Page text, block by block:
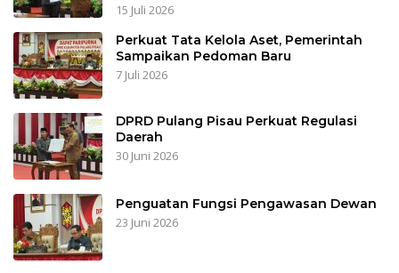
15 Juli 2026
Perkuat Tata Kelola Aset, Pemerintah
Sampaikan Pedoman Baru
7 Juli 2026
DPRD Pulang Pisau Perkuat Regulasi
Daerah
30 Juni 2026
Penguatan Fungsi Pengawasan Dewan
23 Juni 2026